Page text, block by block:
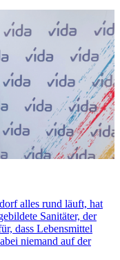
alles rund läuft, hat
Sanitäter, der
dass Lebensmittel
niemand auf der